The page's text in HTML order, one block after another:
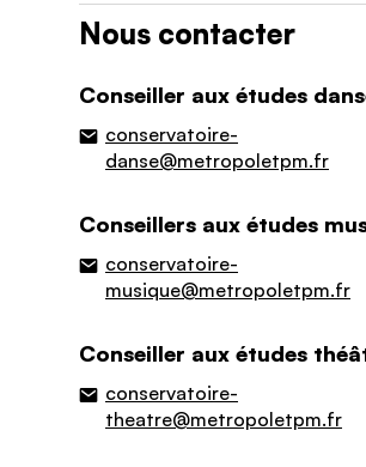
Nous contacter
Conseiller aux études
conservatoire-
danse@metropoletpm.fr
Conseillers aux études
conservatoire-
musique@metropoletpm.fr
Conseiller aux études
conservatoire-
theatre@metropoletpm.fr